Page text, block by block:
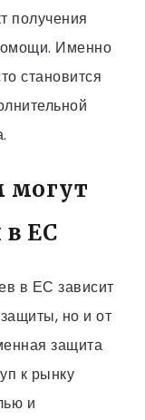
получения
Именно
становится
могут
в ЕС
в ЕС зависит
но и от
защита
к рынку
и